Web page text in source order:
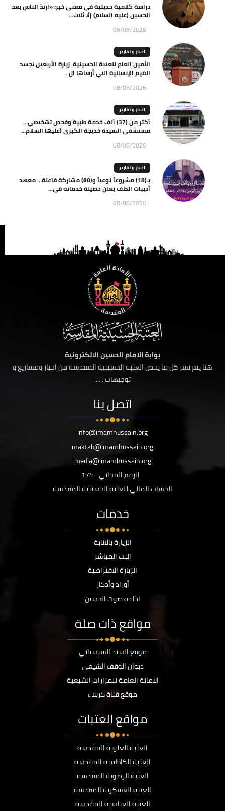
دراسة كلامية حديثية في معنى خبر: «ارتدّ الناس بعد
الحسين (عليه السلام) إلّا ثلاث...
08/08/2026
اخبار وتقارير
الأمين العام للعتبة الحسينية: زيارة الأربعين تجسد
القيم الإنسانية التي أرساها ال...
08/08/2026
اخبار وتقارير
أكثر من (37) ألف خدمة طبية وفحص تشخيصي…
مستشفى السيدة خديجة الكبرى (عليها السلام...
08/08/2026
اخبار وتقارير
بـ(18) مشروعاً نوعياً و(80) مشاركة فاعلة… معهد
أديبات الطف يعلن حصيلة خدماته في...
08/08/2026
بوابة الامام الحسين الالكترونية
هنا يتم نشر كل ما يخص العتبة الحسينية المقدسة من اخبار ومشاريع و
توجيهات ......
اتصل بنا
info@imamhussain.org
maktab@imamhussain.org
media@imamhussain.org
الرقم المجاني 174
الحساب المالي للعتبة الحسينية المقدسة
خدمات
الزيارة بالانابة
البث المباشر
الزيارة الافتراضية
أوراد وأذكار
اذاعة صوت الحسين
مواقع ذات صلة
موقع السيد السيستاني
ديوان الوقف الشيعي
الامانة العامة للمزارات الشيعية
موقع قناة كربلاء
مواقع العتبات
العتبة العلوية المقدسة
العتبة الكاظمية المقدسة
العتبة الرضوية المقدسة
العتبة العسكرية المقدسة
العتبة العباسية المقدسة